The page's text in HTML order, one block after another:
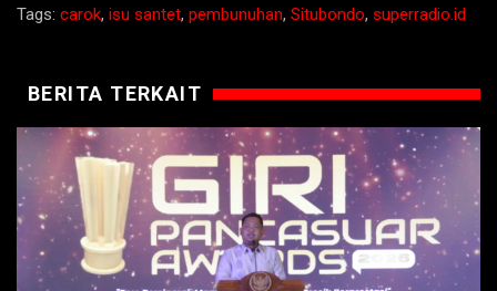
Tags: carok, isu santet, pembunuhan, Situbondo, superradio.id
BERITA TERKAIT